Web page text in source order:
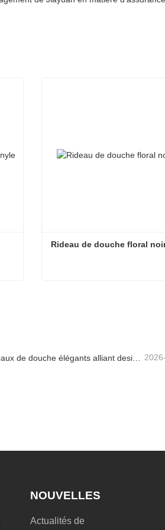
Rideau de douche floral
Rideaux de douche élégants alliant design et fonctionnalité
NOUVELLES
Actualités de